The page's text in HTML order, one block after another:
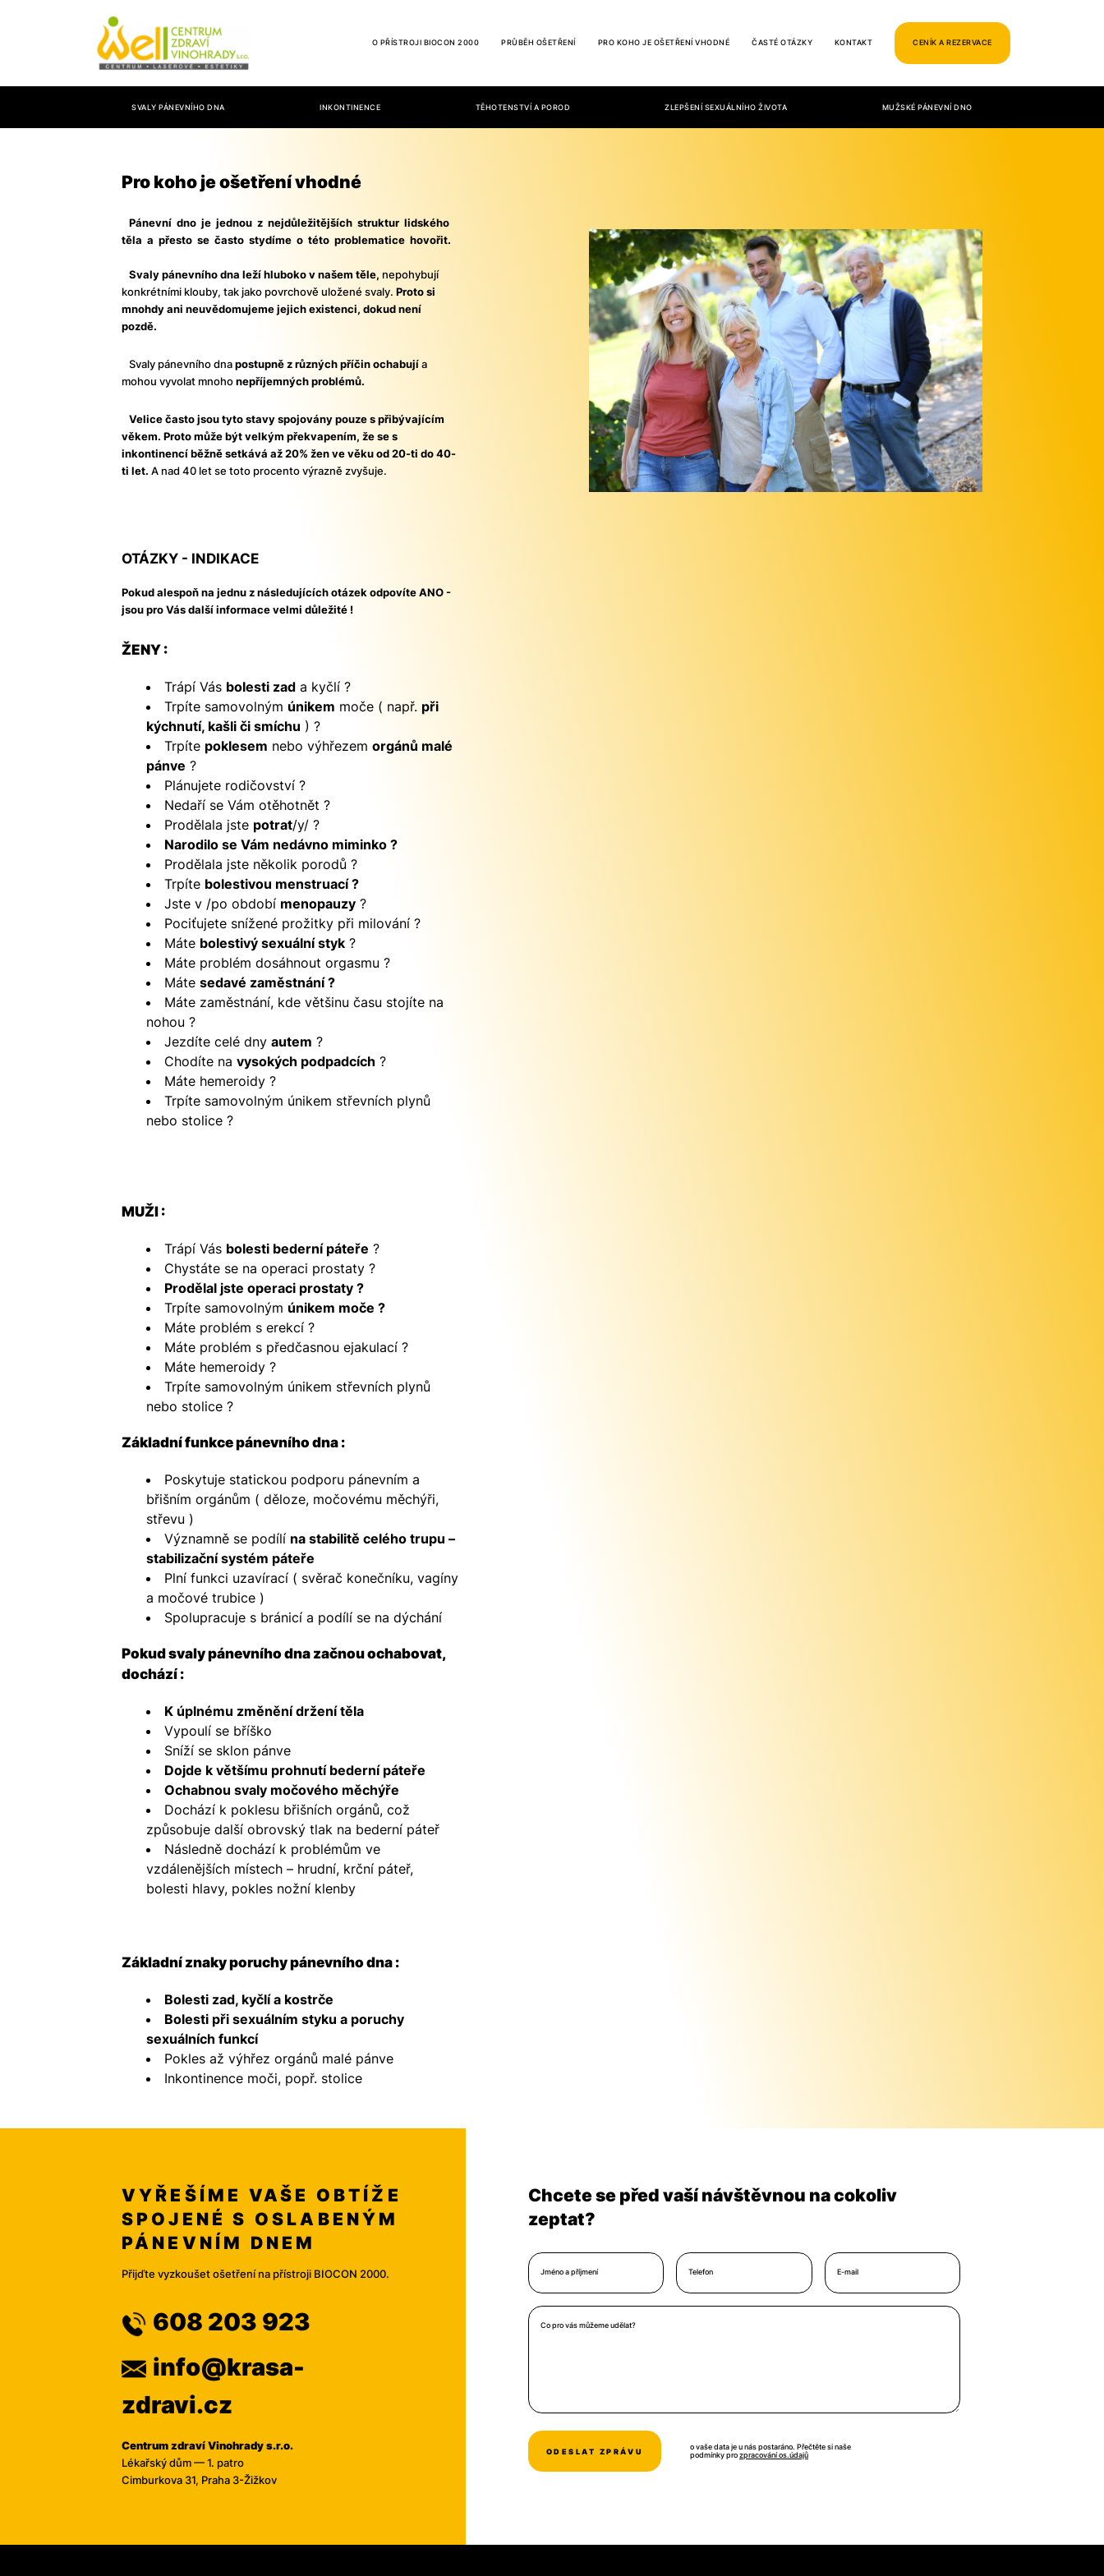
O PŘÍSTROJI BIOCON 2000 PRŮBĚH OŠETŘENÍ PRO KOHO JE OŠETŘENÍ VHODNÉ ČASTÉ OTÁZKY KONTAKT CENÍK A REZERVACE
SVALY PÁNEVNÍHO DNA INKONTINENCE TĚHOTENSTVÍ A POROD ZLEPŠENÍ SEXUÁLNÍHO ŽIVOTA MUŽSKÉ PÁNEVNÍ DNO
Pro koho je ošetření vhodné
Pánevní dno je jednou z nejdůležitějších struktur lidského
těla a přesto se často stydíme o této problematice hovořit.
Svaly pánevního dna leží hluboko v našem těle, nepohybují
konkrétními klouby, tak jako povrchově uložené svaly. Proto si
mnohdy ani neuvědomujeme jejich existenci, dokud není
pozdě.
Svaly pánevního dna postupně z různých příčin ochabujía
mohou vyvolat mnoho nepříjemných problémů.
Velice často jsou tyto stavy spojovány pouze s přibývajícím
věkem. Proto může být velkým překvapením, že se s
inkontinencí běžně setkává až 20% žen ve věku od 20-ti do 40-
ti let. A nad 40 let se toto procento výrazně zvyšuje.
OTÁZKY - INDIKACE
Pokud alespoň na jednu z následujících otázek odpovíte ANO -
jsou pro Vás další informace velmi důležité !
ŽENY :
Trápí Vás bolesti zada kyčlí ?
Trpíte samovolným únikem moče ( např. při
kýchnutí, kašli či smíchu ) ?
Trpíte poklesem nebo výhřezem orgánů malé
pánve ?
Plánujete rodičovství ?
Nedaří se Vám otěhotnět ?
Prodělala jste potrat/y/ ?
Narodilo se Vám nedávno miminko ?
Prodělala jste několik porodů ?
Trpíte bolestivou menstruací ?
Jste v /po období menopauzy?
Pociťujete snížené prožitky při milování ?
Máte bolestivý sexuální styk?
Máte problém dosáhnout orgasmu ?
Máte sedavé zaměstnání ?
Máte zaměstnání, kde většinu času stojíte na
nohou ?
Jezdíte celé dny autem ?
Chodíte na vysokých podpadcích ?
Máte hemeroidy ?
Trpíte samovolným únikem střevních plynů
nebo stolice ?
MUŽI :
Trápí Vás bolesti bederní páteře ?
Chystáte se na operaci prostaty ?
Prodělal jste operaci prostaty ?
Trpíte samovolným únikem moče ?
Máte problém s erekcí ?
Máte problém s předčasnou ejakulací ?
Máte hemeroidy ?
Trpíte samovolným únikem střevních plynů
nebo stolice ?
Základní funkce pánevního dna :
Poskytuje statickou podporu pánevním a
břišním orgánům ( děloze, močovému měchýři,
střevu )
Významně se podílí na stabilitě celého trupu –
stabilizační systém páteře
Plní funkci uzavírací ( svěrač konečníku, vagíny
a močové trubice )
Spolupracuje s bránicí a podílí se na dýchání
Pokud svaly pánevního dna začnou ochabovat,
dochází :
K úplnému změnění držení těla
Vypoulí se bříško
Sníží se sklon pánve
Dojde k většímu prohnutí bederní páteře
Ochabnou svaly močového měchýře
Dochází k poklesu břišních orgánů, což
způsobuje další obrovský tlak na bederní páteř
Následně dochází k problémům ve
vzdálenějších místech – hrudní, krční páteř,
bolesti hlavy, pokles nožní klenby
Základní znaky poruchy pánevního dna :
Bolesti zad, kyčlí a kostrče
Bolesti při sexuálním styku a poruchy
sexuálních funkcí
Pokles až výhřez orgánů malé pánve
Inkontinence moči, popř. stolice
VYŘEŠÍME VAŠE OBTÍŽE
SPOJENÉ S OSLABENÝM
PÁNEVNÍM DNEM
Přijďte vyzkoušet ošetření na přístroji BIOCON 2000.
608 203 923
info@krasa-
zdravi.cz
Centrum zdraví Vinohrady s.r.o.
Lékařský dům — 1. patro
Cimburkova 31, Praha 3-Žižkov
Chcete se před vaší návštěvnou na cokoliv
zeptat?
Jméno a příjmení Telefon E-mail
Co pro vás můžeme udělat?
o vaše data je u nás postaráno. Přečtěte si naše
podmínky prozpracování os.údajů